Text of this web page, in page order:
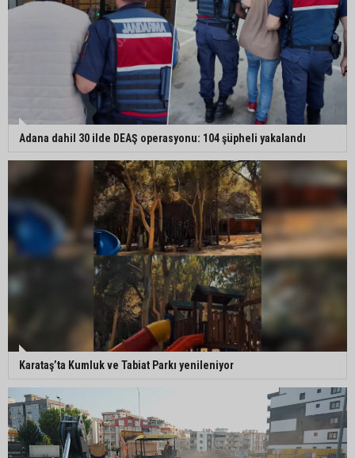
Adana dahil 30 ilde DEAŞ operasyonu: 104 şüpheli yakalandı
Karataş’ta Kumluk ve Tabiat Parkı yenileniyor